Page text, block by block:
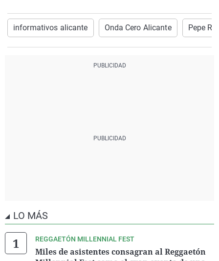
informativos alicante Onda Cero Alicante Pepe
LO MÁS
REGGAETÓN MILLENNIAL FEST
Miles de asistentes consagran al Reggaetón